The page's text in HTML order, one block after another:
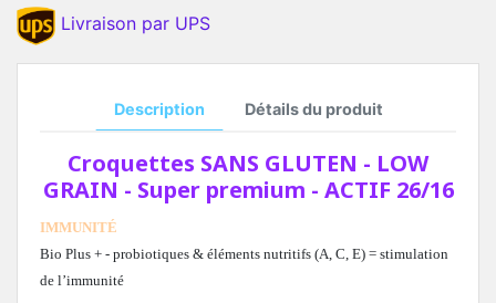
Livraison par UPS
Description Détails du produit
Croquettes SANS GLUTEN - LOW
GRAIN - Super premium - ACTIF 26/16
IMMUNITÉ
Bio Plus + - probiotiques & éléments nutritifs (A, C, E) = stimulation
de l’immunité